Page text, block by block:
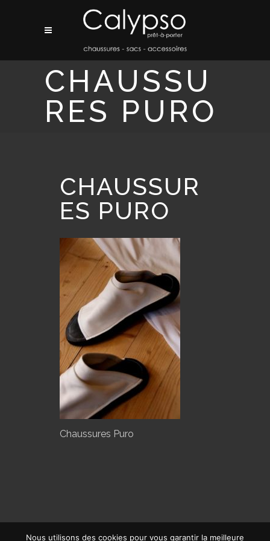
CHAUSSU
RES PURO
CHAUSSUR
ES PURO
Chaussures Puro
Nous utilisons des cookies pour vous garantir la meilleure